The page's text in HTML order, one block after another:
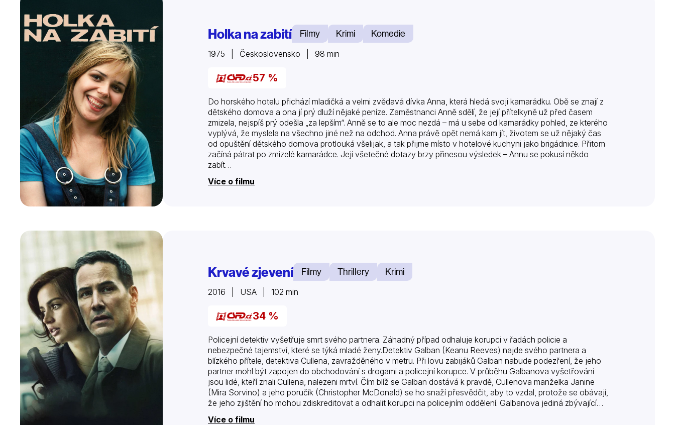
Holka na zabití Filmy Krimi Komedie
1975 | Československo | 98 min
57 %
Do horského hotelu přichází mladičká a velmi zvědavá dívka Anna, která hledá svoji kamarádku. Obě se znají z
dětského domova a ona jí prý dluží nějaké peníze. Zaměstnanci Anně sdělí, že její přítelkyně už před časem
zmizela, nejspíš prý odešla „za lepším“. Anně se to ale moc nezdá – má u sebe od kamarádky pohled, ze kterého
vyplývá, že myslela na všechno jiné než na odchod. Anna právě opět nemá kam jít, životem se už nějaký čas
od opuštění dětského domova protlouká všelijak, a tak přijme místo v hotelové kuchyni jako brigádnice. Přitom
začíná pátrat po zmizelé kamarádce. Její všetečné dotazy brzy přinesou výsledek – Annu se pokusí někdo
zabít…
Více o filmu
Krvavé zjevení Filmy Thrillery Krimi
2016 | USA | 102 min
34 %
Policejní detektiv vyšetřuje smrt svého partnera. Záhadný případ odhaluje korupci v řadách policie a
nebezpečné tajemství, které se týká mladé ženy.Detektiv Galban (Keanu Reeves) najde svého partnera a
blízkého přítele, detektiva Cullena, zavražděného v metru. Při lovu zabijáků Galban nabude podezření, že jeho
partner mohl být zapojen do obchodování s drogami a policejní korupce. V průběhu Galbanova vyšetřování
jsou lidé, kteří znali Cullena, nalezeni mrtví. Čím blíž se Galban dostává k pravdě, Cullenova manželka Janine
(Mira Sorvino) a jeho poručík (Christopher McDonald) se ho snaží přesvědčit, aby to vzdal, protože se obávají,
že jeho zjištění ho mohou zdiskreditovat a odhalit korupci na policejním oddělení. Galbanova jediná zbývající
stopa je Isabel – mladá, zbožná hispánská dívka, která žije podle svých vnitřních zákonů. Galban se…
Více o filmu